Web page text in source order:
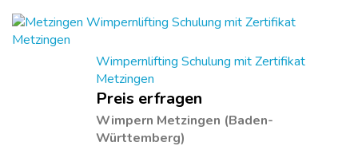
Knochen,...
Wimpernlifting Schulung mit Zertifikat
Metzingen
Preis erfragen
Wimpern Metzingen (Baden-
Württemberg)